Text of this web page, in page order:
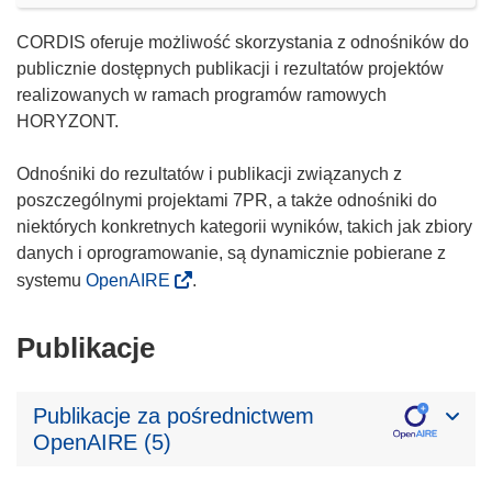
CORDIS oferuje możliwość skorzystania z odnośników do
publicznie dostępnych publikacji i rezultatów projektów
realizowanych w ramach programów ramowych
HORYZONT.
Odnośniki do rezultatów i publikacji związanych z
poszczególnymi projektami 7PR, a także odnośniki do
niektórych konkretnych kategorii wyników, takich jak zbiory
danych i oprogramowanie, są dynamicznie pobierane z
systemu OpenAIRE .
Publikacje
Publikacje za pośrednictwem
OpenAIRE (5)